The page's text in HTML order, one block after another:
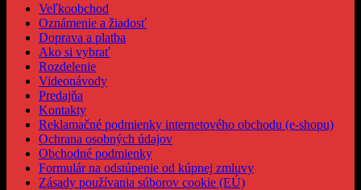
Veľkoobchod
Oznámenie a žiadosť
Doprava a platba
Ako si vybrať
Rozdelenie
Videonávody
Predajňa
Kontakty
Reklamačné podmienky internetového obchodu (e-shopu)
Ochrana osobných údajov
Obchodné podmienky
Formulár na odstúpenie od kúpnej zmluvy
Zásady používania súborov cookie (EÚ)